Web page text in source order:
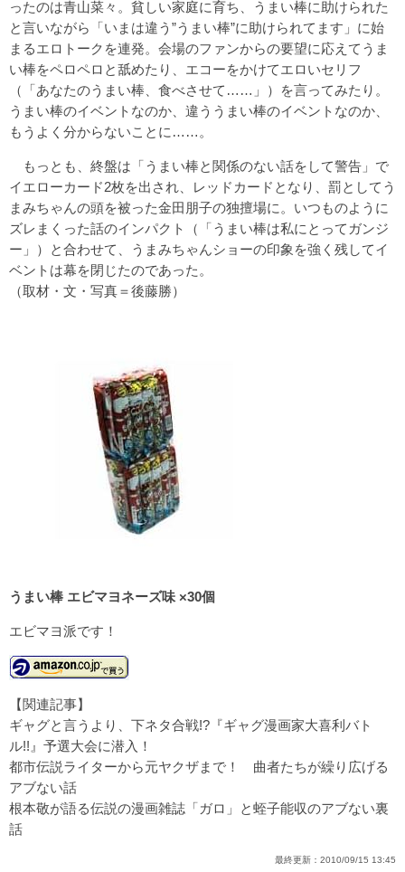
ったのは青山菜々。貧しい家庭に育ち、うまい棒に助けられた
と言いながら「いまは違う”うまい棒”に助けられてます」に始
まるエロトークを連発。会場のファンからの要望に応えてうま
い棒をペロペロと舐めたり、エコーをかけてエロいセリフ
（「あなたのうまい棒、食べさせて……」）を言ってみたり。
うまい棒のイベントなのか、違ううまい棒のイベントなのか、
もうよく分からないことに……。
もっとも、終盤は「うまい棒と関係のない話をして警告」で
イエローカード2枚を出され、レッドカードとなり、罰としてう
まみちゃんの頭を被った金田朋子の独擅場に。いつものように
ズレまくった話のインパクト（「うまい棒は私にとってガンジ
ー」）と合わせて、うまみちゃんショーの印象を強く残してイ
ベントは幕を閉じたのであった。
（取材・文・写真＝後藤勝）
うまい棒 エビマヨネーズ味 ×30個
エビマヨ派です！
【関連記事】
ギャグと言うより、下ネタ合戦!?『ギャグ漫画家大喜利バト
ル!!』予選大会に潜入！
都市伝説ライターから元ヤクザまで！ 曲者たちが繰り広げる
アブない話
根本敬が語る伝説の漫画雑誌「ガロ」と蛭子能収のアブない裏
話
最終更新： 2010/09/15 13:45